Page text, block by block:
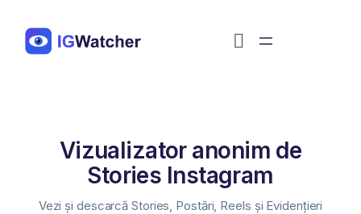
содержимому
Nume utilizator Instagram
Vizualizator anonim de
Stories Instagram
Vezi și descarcă Stories, Postări, Reels și Evidențieri